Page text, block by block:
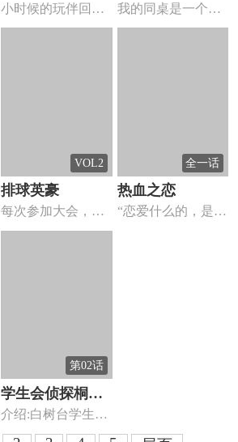
现在
小时候的玩伴回来
了，已经变成个大
原同学
我的同桌是一个传
说中被称为地雷系
VOL2
排球英豪
每次参加大会，总
是在预赛就会被淘
全一话
热血之恋
“恋爱什么的，是弱
第02话
学生会侦探桐香
和愉快小伙伴们
的日常
介绍:白树台学生会
每一个人、和重大